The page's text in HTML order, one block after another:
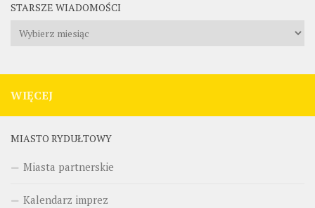
STARSZE WIADOMOŚCI
Starsze
WIĘCEJ
MIASTO RYDUŁTOWY
Miasta partnerskie
Kalendarz imprez